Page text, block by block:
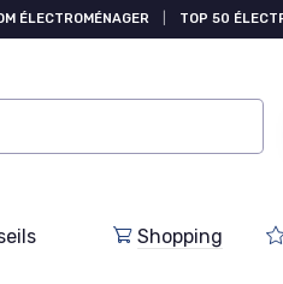
ÉLECTROMÉNAGER TOP 50
Shopping